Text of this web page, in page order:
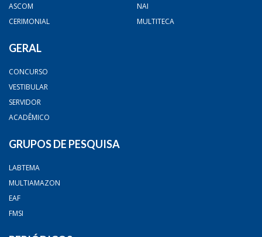
ASCOM
NAI
CERIMONIAL
MULTITECA
GERAL
CONCURSO
VESTIBULAR
SERVIDOR
ACADÊMICO
GRUPOS DE PESQUISA
LABTEMA
MULTIAMAZON
EAF
FMSI